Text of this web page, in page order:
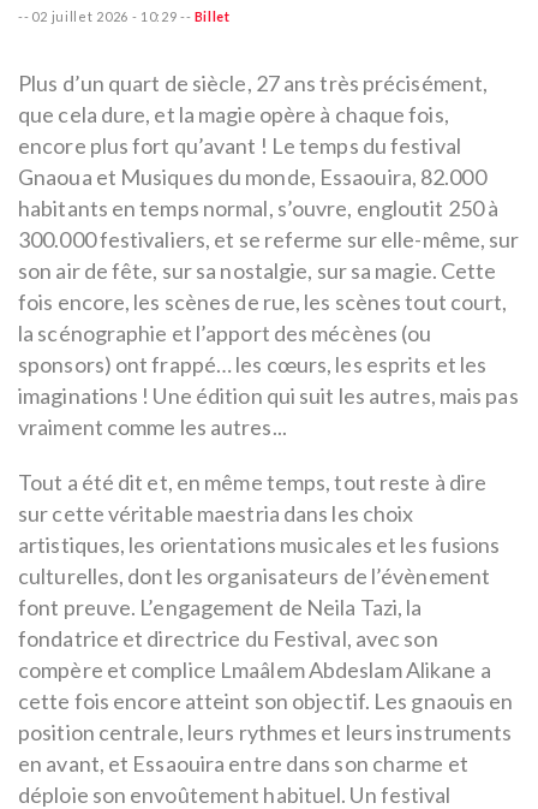
-- 02 juillet 2026 - 10:29 -- Billet
Plus d’un quart de siècle, 27 ans très précisément,
que cela dure, et la magie opère à chaque fois,
encore plus fort qu’avant ! Le temps du festival
Gnaoua et Musiques du monde, Essaouira, 82.000
habitants en temps normal, s’ouvre, engloutit 250 à
300.000 festivaliers, et se referme sur elle-même, sur
son air de fête, sur sa nostalgie, sur sa magie. Cette
fois encore, les scènes de rue, les scènes tout court,
la scénographie et l’apport des mécènes (ou
sponsors) ont frappé… les cœurs, les esprits et les
imaginations ! Une édition qui suit les autres, mais pas
vraiment comme les autres...
Tout a été dit et, en même temps, tout reste à dire
sur cette véritable maestria dans les choix
artistiques, les orientations musicales et les fusions
culturelles, dont les organisateurs de l’évènement
font preuve. L’engagement de Neila Tazi, la
fondatrice et directrice du Festival, avec son
compère et complice Lmaâlem Abdeslam Alikane a
cette fois encore atteint son objectif. Les gnaouis en
position centrale, leurs rythmes et leurs instruments
en avant, et Essaouira entre dans son charme et
déploie son envoûtement habituel. Un festival